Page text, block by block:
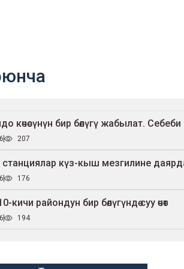
көчөсүнүн бир бөлүгү жабылат. Себеби
207
станциялар күз-кыш мезгилине
176
кичи райондун бир бөлүгүндө суу өчөт
194